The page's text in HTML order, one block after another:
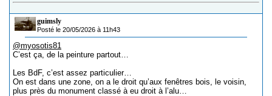
guimsly
Posté le 20/05/2026 à 11h43
@myosotis81
C’est ça, de la peinture partout…
Les BdF, c’est assez particulier…
On est dans une zone, on a le droit qu’aux fenêtres bois, le voisin,
plus près du monument classé à eu droit à l’alu…